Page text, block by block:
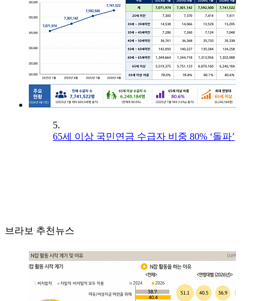
5.
65세 이상 국민연금 수급자 비중 80% ‘돌파’
브라보 추천뉴스